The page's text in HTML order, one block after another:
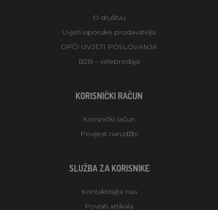
O društvu
Uvjeti isporuke prodavatelja
OPĆI UVJETI POSLOVANJA
B2B – veleprodaja
KORISNIČKI RAČUN
Korisnički račun
Povijest narudžbi
SLUŽBA ZA KORISNIKE
Kontaktirajte nas
Povrati artikala